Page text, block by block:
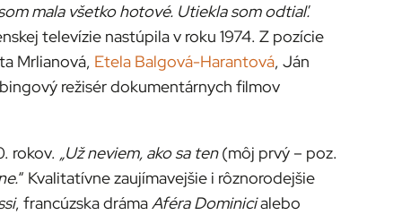
mala všetko hotové. Utiekla som odtiaľ.
televízie nastúpila v roku 1974. Z pozície
Mrlianová, Etela Balgová-Harantová, Ján
režisér dokumentárnych filmov
rokov. „Už neviem, ako sa ten(môj prvý – poz.
“ Kvalitatívne zaujímavejšie i rôznorodejšie
, francúzska drámaAféra Dominicialebo